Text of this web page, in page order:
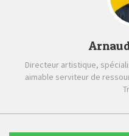
Directeur artistique,
aimable serviteur de